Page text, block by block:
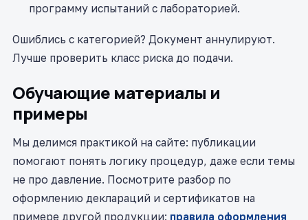
программу испытаний с лабораторией.
Ошиблись с категорией? Документ аннулируют.
Лучше проверить класс риска до подачи.
Обучающие материалы и
примеры
Мы делимся практикой на сайте: публикации
помогают понять логику процедур, даже если темы
не про давление. Посмотрите разбор по
оформлению деклараций и сертификатов на
примере другой продукции: правила оформления